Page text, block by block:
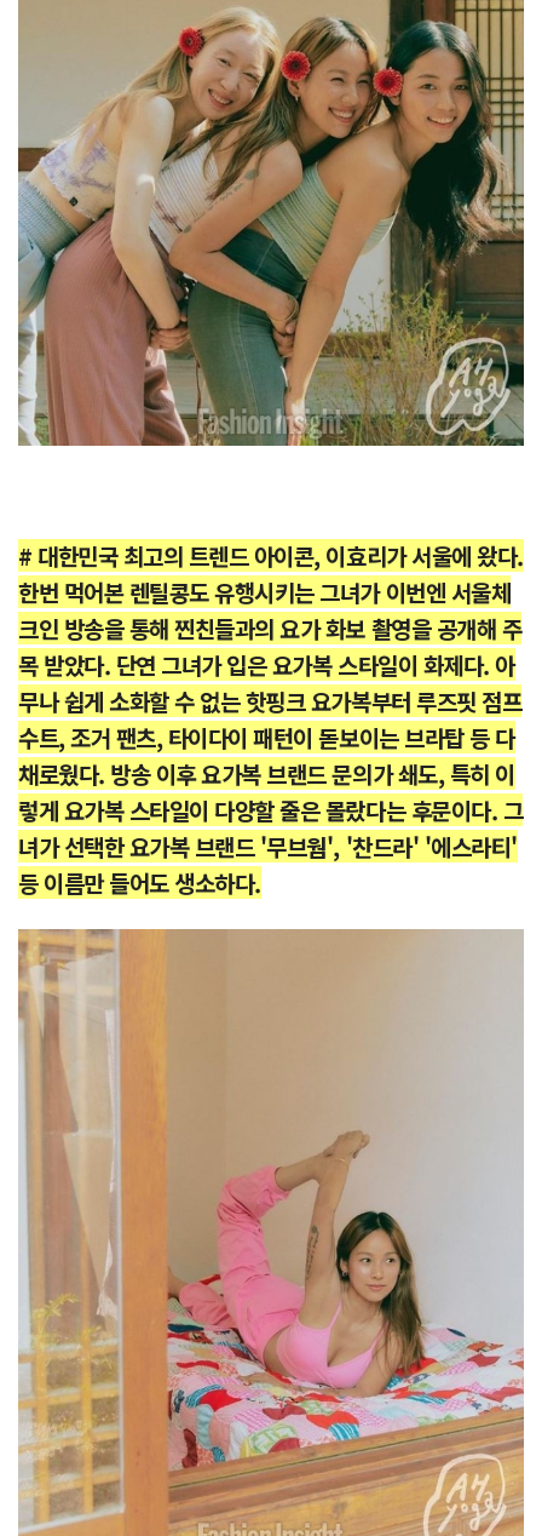
# 대한민국 최고의 트렌드 아이콘, 이효리가 서울에 왔다.
한번 먹어본 렌틸콩도 유행시키는 그녀가 이번엔 서울체
크인 방송을 통해 찐친들과의 요가 화보 촬영을 공개해 주
목 받았다. 단연 그녀가 입은 요가복 스타일이 화제다. 아
무나 쉽게 소화할 수 없는 핫핑크 요가복부터 루즈핏 점프
수트, 조거 팬츠, 타이다이 패턴이 돋보이는 브라탑 등 다
채로웠다. 방송 이후 요가복 브랜드 문의가 쇄도, 특히 이
렇게 요가복 스타일이 다양할 줄은 몰랐다는 후문이다. 그
녀가 선택한 요가복 브랜드 '무브웜', '찬드라' '에스라티'
등 이름만 들어도 생소하다.